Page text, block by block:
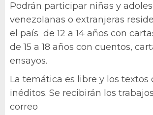
Podrán participar niñas y
venezolanas o extranjeras
el país de 12 a 14 años con
de 15 a 18 años con cuentos,
ensayos.
La temática es libre y los textos
inéditos. Se recibirán los
correo